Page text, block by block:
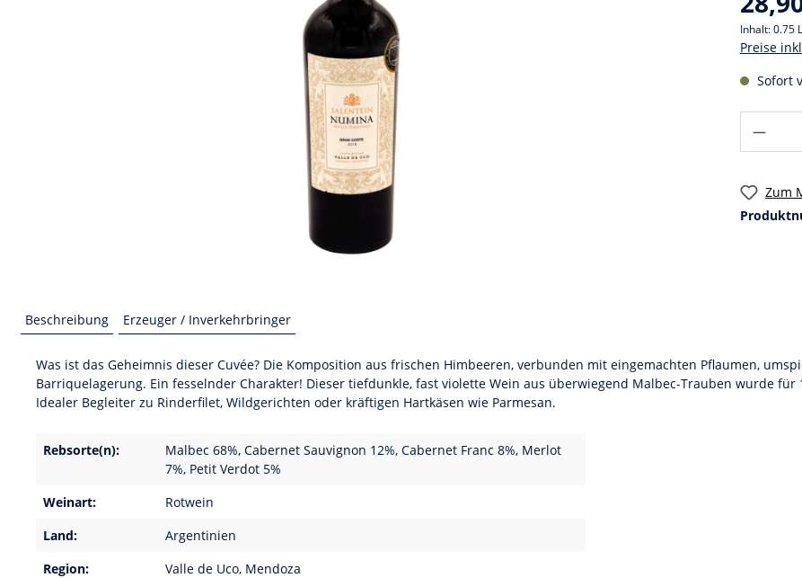
Inhalt:0.75
Preise
Sofort
Zum
Beschreibung Erzeuger / Inverkehrbringer
Was ist das Geheimnis dieser Cuvée? Die Komposition aus frischen Himbeeren, verbunden mit eingemachten Pflaumen,
Barriquelagerung. Ein fesselnder Charakter! Dieser tiefdunkle, fast violette Wein aus überwiegend Malbec-Trauben wurde
Idealer Begleiter zu Rinderfilet, Wildgerichten oder kräftigen Hartkäsen wie Parmesan.
Rebsorte(n):
Malbec 68%, Cabernet Sauvignon 12%, Cabernet Franc 8%, Merlot
7%, Petit Verdot 5%
Weinart:
Rotwein
Land:
Argentinien
Region:
Valle de Uco, Mendoza